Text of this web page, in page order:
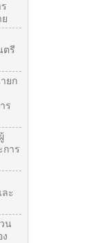
ตรี
ยก
ร
การ
ะ
น